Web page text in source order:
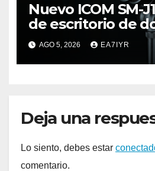
Nuevo ICOM SM-
de escritorio de
elemento
AGO 5, 2026 EA7IYR
Deja una
Lo siento, debes estar
comentario.